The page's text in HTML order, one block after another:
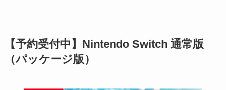
【予約受付中】Nintendo Switch 通常版
（パッケージ版）